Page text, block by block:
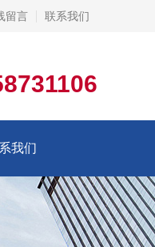
留言 联系我们
我们